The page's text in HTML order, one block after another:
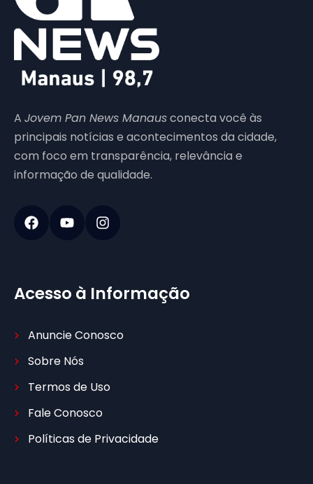
A Jovem Pan News Manausconecta você às
principais notícias e acontecimentos da cidade,
com foco em transparência, relevância e
informação de qualidade.
Acesso à Informação
Anuncie Conosco
Sobre Nós
Termos de Uso
Fale Conosco
Políticas de Privacidade